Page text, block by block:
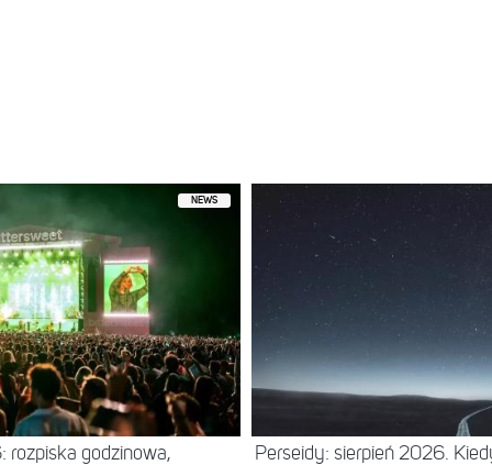
NEWS
rozpiska godzinowa,
Perseidy: sierpień 2026.